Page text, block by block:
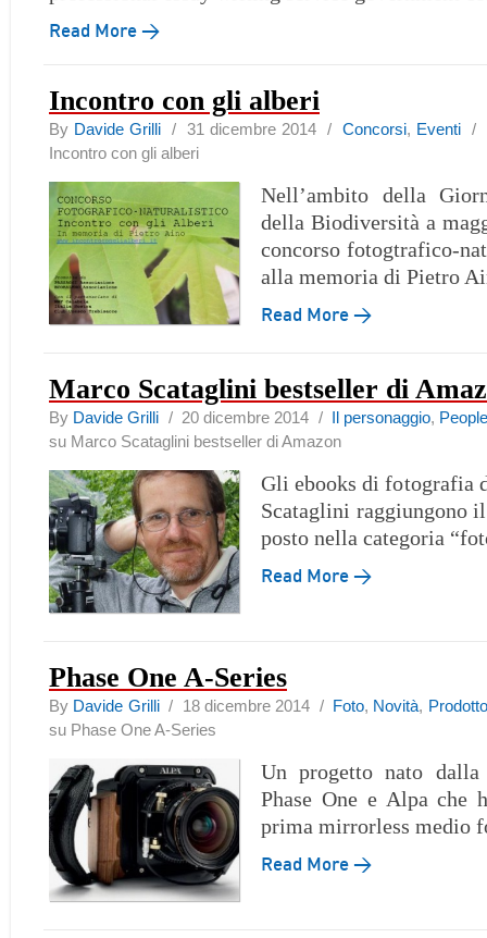
Read More →
Incontro con gli alberi
By Davide Grilli / 31 dicembre 2014 / Concorsi, Eventi /
Incontro con gli alberi
Nell’ambito della
della Biodiversità a
concorso fotogtrafico-
alla memoria di Pietro
Read More →
Marco Scataglini bestseller di
By Davide Grilli / 20 dicembre 2014 / Il personaggio,
su Marco Scataglini bestseller di Amazon
Gli ebooks di fotografia
Scataglini raggiungono
posto nella categoria
Read More →
Phase One A-Series
By Davide Grilli/ 18 dicembre 2014 / Foto, Novità, Prodotto
su Phase One A-Series
Un progetto nato dalla
Phase One e Alpa che
prima mirrorless medio
Read More →